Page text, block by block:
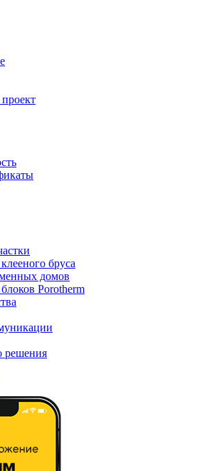
бруса
домов
Porotherm
решения